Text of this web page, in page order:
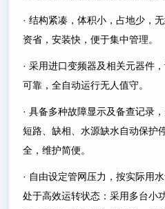
· 结构紧凑，体积小，占地少，
资省，安装快，便于集中管理。
· 采用进口变频器及相关元器件
可靠，全自动运行无人值守。
· 具备多种故障显示及备查记录
短路、缺相、水源缺水自动保护
全，维护简便。
· 自由设定管网压力，按实际用
处于高效运转状态：采用多台小